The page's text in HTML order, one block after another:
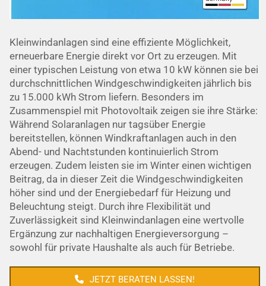
Kleinwindanlagen sind eine effiziente Möglichkeit,
erneuerbare Energie direkt vor Ort zu erzeugen. Mit
einer typischen Leistung von etwa 10 kW können sie bei
durchschnittlichen Windgeschwindigkeiten jährlich bis
zu 15.000 kWh Strom liefern. Besonders im
Zusammenspiel mit Photovoltaik zeigen sie ihre Stärke:
Während Solaranlagen nur tagsüber Energie
bereitstellen, können Windkraftanlagen auch in den
Abend- und Nachtstunden kontinuierlich Strom
erzeugen. Zudem leisten sie im Winter einen wichtigen
Beitrag, da in dieser Zeit die Windgeschwindigkeiten
höher sind und der Energiebedarf für Heizung und
Beleuchtung steigt. Durch ihre Flexibilität und
Zuverlässigkeit sind Kleinwindanlagen eine wertvolle
Ergänzung zur nachhaltigen Energieversorgung –
sowohl für private Haushalte als auch für Betriebe.
JETZT BERATEN LASSEN!